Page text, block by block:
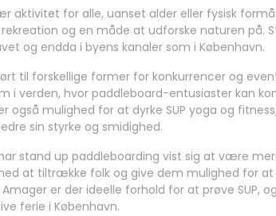
aktivitet for alle, uanset alder eller fysisk
og en måde at udforske naturen på.
og endda i byens kanaler som i København.
til forskellige former for konkurrencer og
i verden, hvor paddleboard-entusiaster kan
også mulighed for at dyrke SUP yoga og
sin styrke og smidighed.
stand up paddleboarding vist sig at være
at tiltrække folk og give dem mulighed for at
er der ideelle forhold for at prøve SUP,
ferie i København.